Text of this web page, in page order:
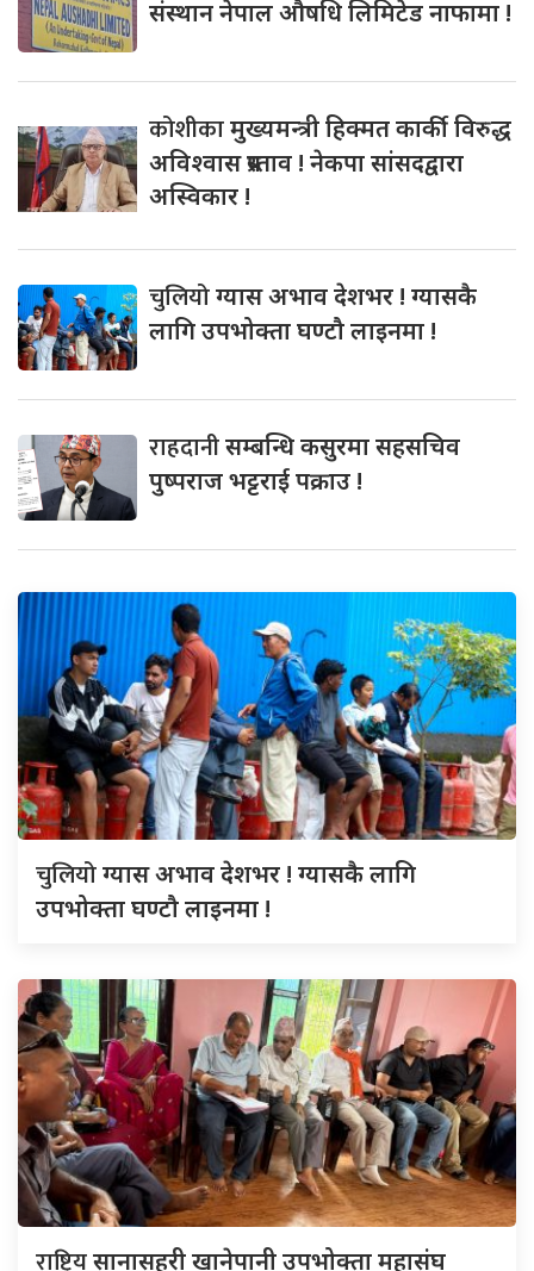
संस्थान नेपाल औषधि लिमिटेड नाफामा !
कोशीकामुख्यमन्त्री हिक्मत कार्की विरुद्ध
अविश्वास प्रस्ताव ! नेकपा सांसदद्वारा
अस्विकार !
चुलियोग्यास अभाव देशभर ! ग्यासकै
लागि उपभोक्ता घण्टौ लाइनमा !
राहदानीसम्बन्धि कसुरमा सहसचिव
पुष्पराज भट्टराई पक्राउ !
चुलियोग्यास अभाव देशभर ! ग्यासकै लागि
उपभोक्ता घण्टौ लाइनमा !
सानासहरी खानेपानी उपभोक्ता महासंघ